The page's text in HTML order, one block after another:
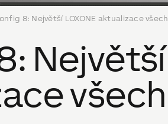
8: Největší LOXONE aktualizace
Největší